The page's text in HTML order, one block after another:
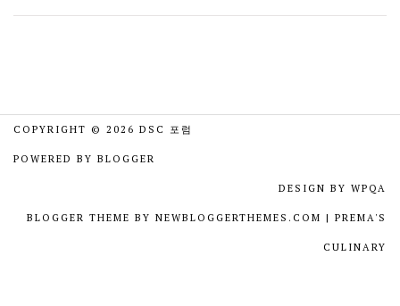
COPYRIGHT © 2026 DSC 포럼
POWERED BY BLOGGER
DESIGN BY WPQA
BLOGGER THEME BY NEWBLOGGERTHEMES.COM | PREMA'S
CULINARY